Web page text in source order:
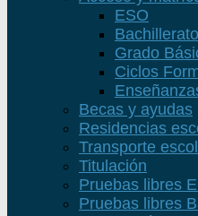
ESO
Bachillerato
Grado
Ciclos
Becas y ayudas
Residencias
Transporte
Titulación
Pruebas libres
Pruebas libres